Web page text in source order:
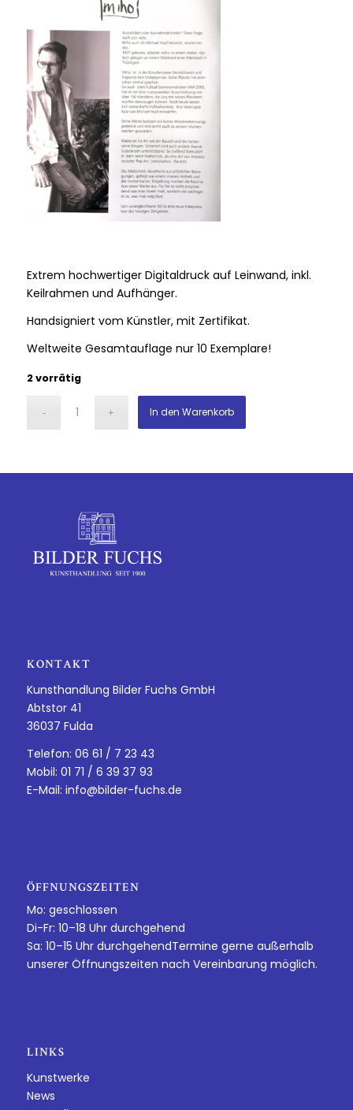
Extrem hochwertiger Digitaldruck auf Leinwand, inkl.
Keilrahmen und Aufhänger.
Handsigniert vom Künstler, mit Zertifikat.
Weltweite Gesamtauflage nur 10 Exemplare!
2 vorrätig
In den Warenkorb
KONTAKT
Kunsthandlung Bilder Fuchs GmbH
Abtstor 41
36037 Fulda
Telefon: 06 61 / 7 23 43
Mobil: 01 71 / 6 39 37 93
E-Mail: info@bilder-fuchs.de
ÖFFNUNGSZEITEN
Mo: geschlossen
Di-Fr: 10–18 Uhr durchgehend
Sa: 10–15 Uhr durchgehendTermine gerne außerhalb
unserer Öffnungszeiten nach Vereinbarung möglich.
LINKS
Kunstwerke
News